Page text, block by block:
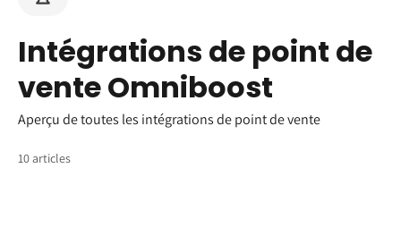
Intégrations de point de
vente Omniboost
Aperçu de toutes les intégrations de point de vente
10 articles